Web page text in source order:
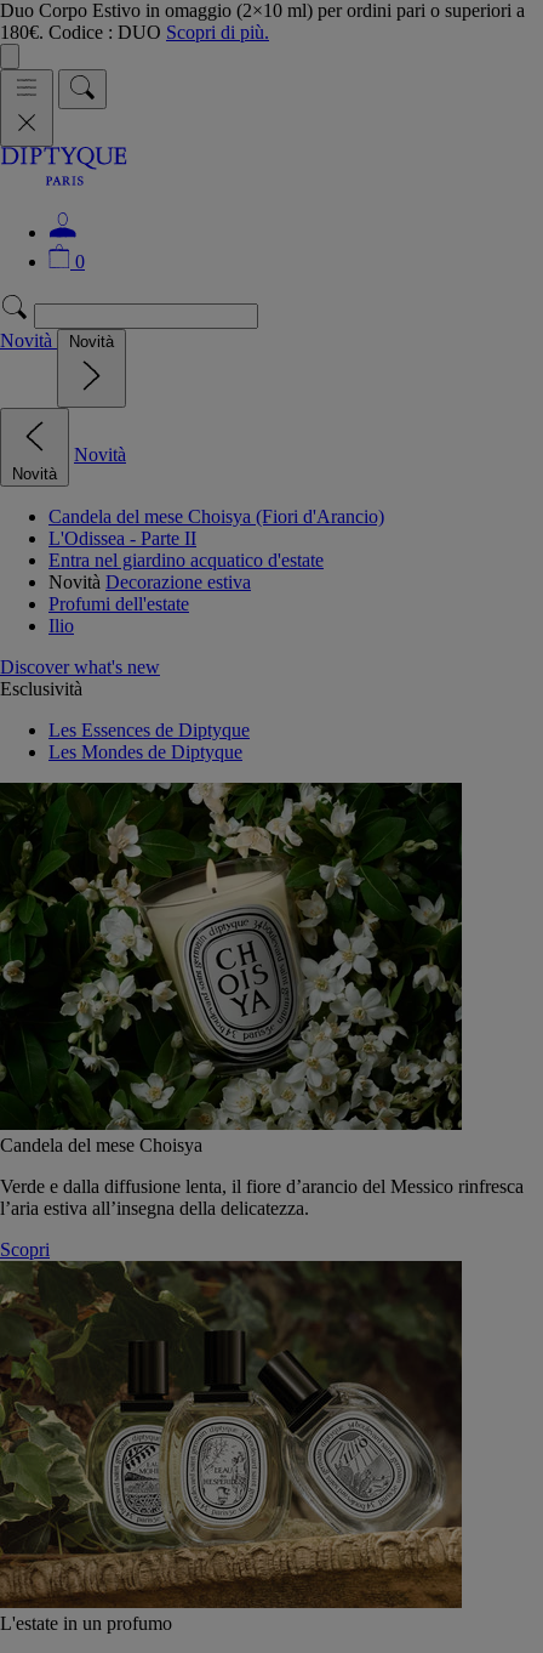
Duo Corpo Estivo in omaggio (2×10 ml) per ordini pari o superiori a
180€. Codice : DUO Scopri di più.
0
Novità Novità
Novità
Novità
Candela del mese Choisya (Fiori d'Arancio)
L'Odissea - Parte II
Entra nel giardino acquatico d'estate
Novità Decorazione estiva
Profumi dell'estate
Ilio
Discover what's new
Esclusività
Les Essences de Diptyque
Les Mondes de Diptyque
Candela del mese Choisya
Verde e dalla diffusione lenta, il fiore d’arancio del Messico rinfresca
l’aria estiva all’insegna della delicatezza.
Scopri
L'estate in un profumo